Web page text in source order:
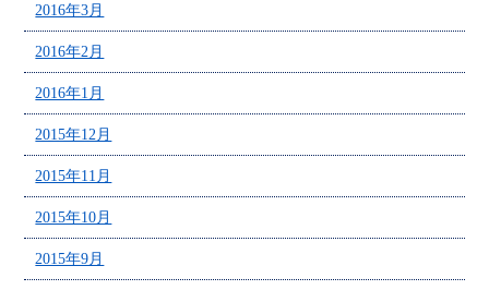
2016年3月
2016年2月
2016年1月
2015年12月
2015年11月
2015年10月
2015年9月